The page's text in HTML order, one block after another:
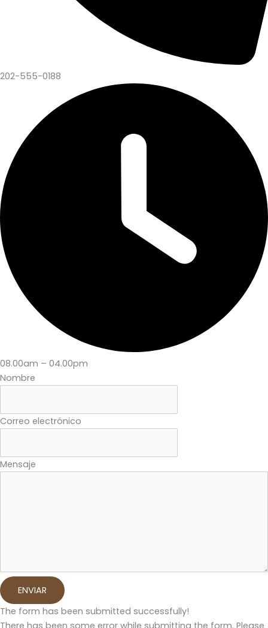
202-555-0188
08.00am – 04.00pm
Nombre
Correo electrónico
Mensaje
ENVIAR
The form has been submitted successfully!